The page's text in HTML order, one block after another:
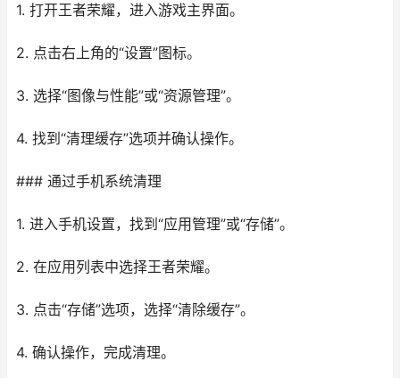
1. 打开王者荣耀，进入游戏主界面。
2. 点击右上角的“设置”图标。
3. 选择“图像与性能”或“资源管理”。
4. 找到“清理缓存”选项并确认操作。
### 通过手机系统清理
1. 进入手机设置，找到“应用管理”或“存储”。
2. 在应用列表中选择王者荣耀。
3. 点击“存储”选项，选择“清除缓存”。
4. 确认操作，完成清理。